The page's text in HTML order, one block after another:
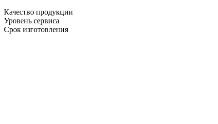
Качество продукции
Уровень сервиса
Срок изготовления